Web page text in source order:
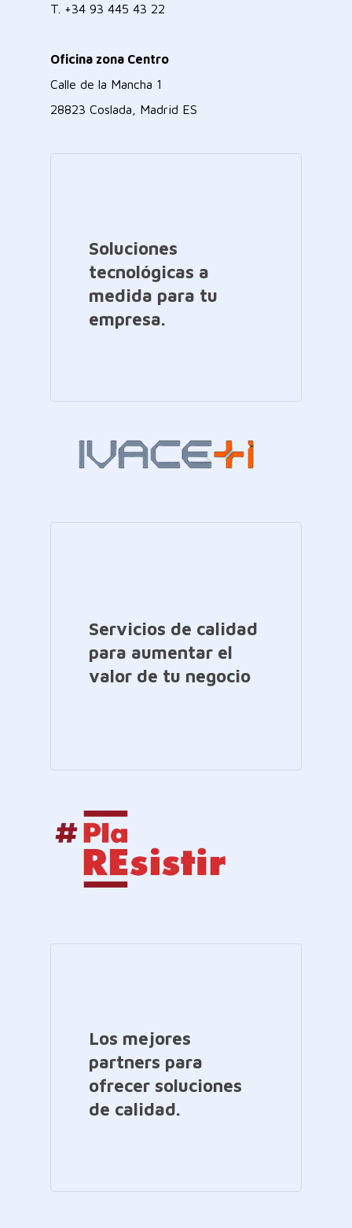
T. +34 93 445 43 22
Oficina zona Centro
Calle de la Mancha 1
28823 Coslada, Madrid ES
Soluciones
tecnológicas a
medida para tu
empresa.
Servicios de calidad
para aumentar el
valor de tu negocio
Los mejores
partners para
ofrecer soluciones
de calidad.